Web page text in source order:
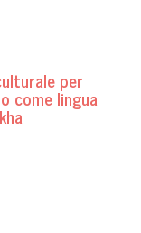
per
come lingua